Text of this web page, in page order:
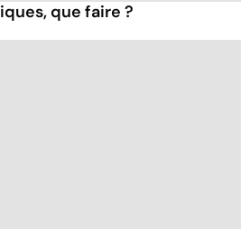
que faire ?